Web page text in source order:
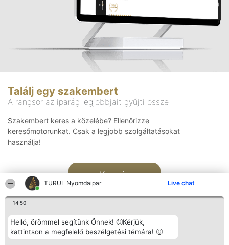
TURUL Nyomdaipar Live chat
14:50
Helló, örömmel segítünk Önnek! 🙂Kérjük,
kattintson a megfelelő beszélgetési témára! 🙂
Találj egy szakembert
A rangsor az iparág legjobbjait gyűjti össze
Szakembert keres a közelébe? Ellenőrizze
keresőmotorunkat. Csak a legjobb szolgáltatásokat
használja!
Keresés